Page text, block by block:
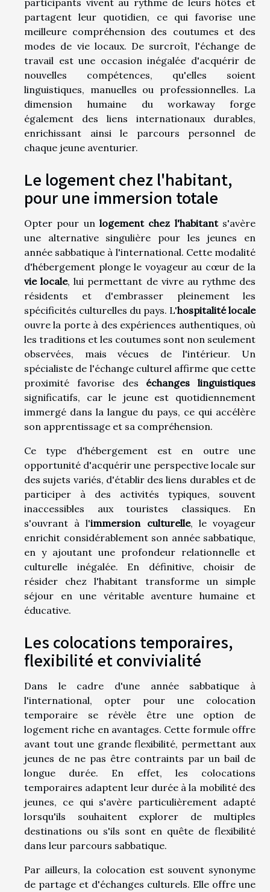
participants vivent au rythme de leurs hôtes et
partagent leur quotidien, ce qui favorise une
meilleure compréhension des coutumes et des
modes de vie locaux. De surcroît, l'échange de
travail est une occasion inégalée d'acquérir de
nouvelles compétences, qu'elles soient
linguistiques, manuelles ou professionnelles. La
dimension humaine du workaway forge
également des liens internationaux durables,
enrichissant ainsi le parcours personnel de
chaque jeune aventurier.
Le logement chez l'habitant,
pour une immersion totale
Opter pour un logement chez l'habitants'avère
une alternative singulière pour les jeunes en
année sabbatique à l'international. Cette modalité
d'hébergement plonge le voyageur au cœur de la
vie locale, lui permettant de vivre au rythme des
résidents et d'embrasser pleinement les
spécificités culturelles du pays. L'hospitalité locale
ouvre la porte à des expériences authentiques, où
les traditions et les coutumes sont non seulement
observées, mais vécues de l'intérieur. Un
spécialiste de l'échange culturel affirme que cette
proximité favorise des échanges linguistiques
significatifs, car le jeune est quotidiennement
immergé dans la langue du pays, ce qui accélère
son apprentissage et sa compréhension.
Ce type d'hébergement est en outre une
opportunité d'acquérir une perspective locale sur
des sujets variés, d'établir des liens durables et de
participer à des activités typiques, souvent
inaccessibles aux touristes classiques. En
s'ouvrant à l'immersion culturelle, le voyageur
enrichit considérablement son année sabbatique,
en y ajoutant une profondeur relationnelle et
culturelle inégalée. En définitive, choisir de
résider chez l'habitant transforme un simple
séjour en une véritable aventure humaine et
éducative.
Les colocations temporaires,
flexibilité et convivialité
Dans le cadre d'une année sabbatique à
l'international, opter pour une colocation
temporaire se révèle être une option de
logement riche en avantages. Cette formule offre
avant tout une grande flexibilité, permettant aux
jeunes de ne pas être contraints par un bail de
longue durée. En effet, les colocations
temporaires adaptent leur durée à la mobilité des
jeunes, ce qui s'avère particulièrement adapté
lorsqu'ils souhaitent explorer de multiples
destinations ou s'ils sont en quête de flexibilité
dans leur parcours sabbatique.
Par ailleurs, la colocation est souvent synonyme
de partage et d'échanges culturels. Elle offre une